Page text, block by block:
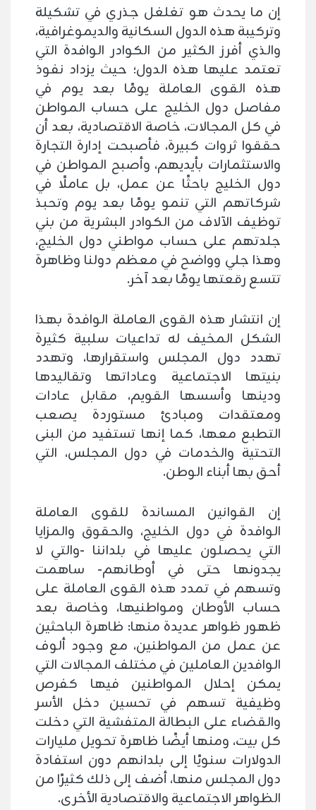
إن ما يحدث هو تغلغل جذري في تشكيلة
وتركيبة هذه الدول السكانية والديموغرافية،
والذي أفرز الكثير من الكوادر الوافدة التي
تعتمد عليها هذه الدول؛ حيث يزداد نفوذ
هذه القوى العاملة يومًا بعد يوم في
مفاصل دول الخليج على حساب المواطن
في كل المجالات، خاصة الاقتصادية، بعد أن
حققوا ثروات كبيرة، فأصبحت إدارة التجارة
والاستثمارات بأيديهم، وأصبح المواطن في
دول الخليج باحثًا عن عمل، بل عاملًا في
شركاتهم التي تنمو يومًا بعد يوم وتحبذ
توظيف الآلاف من الكوادر البشرية من بني
جلدتهم على حساب مواطني دول الخليج،
وهذا جلي وواضح في معظم دولنا وظاهرة
تتسع رقعتها يومًا بعد آخر.
إن انتشار هذه القوى العاملة الوافدة بهذا
الشكل المخيف له تداعيات سلبية كثيرة
تهدد دول المجلس واستقرارها، وتهدد
بنيتها الاجتماعية وعاداتها وتقاليدها
ودينها وأسسها القويم، مقابل عادات
ومعتقدات ومبادئ مستوردة يصعب
التطبع معها، كما إنها تستفيد من البنى
التحتية والخدمات في دول المجلس، التي
أحق بها أبناء الوطن.
إن القوانين المساندة للقوى العاملة
الوافدة في دول الخليج، والحقوق والمزايا
التي يحصلون عليها في بلداننا -والتي لا
يجدونها حتى في أوطانهم- ساهمت
وتسهم في تمدد هذه القوى العاملة على
حساب الأوطان ومواطنيها، وخاصة بعد
ظهور ظواهر عديدة منها: ظاهرة الباحثين
عن عمل من المواطنين، مع وجود ألوف
الوافدين العاملين في مختلف المجالات التي
يمكن إحلال المواطنين فيها كفرص
وظيفية تسهم في تحسين دخل الأسر
والقضاء على البطالة المتفشية التي دخلت
كل بيت، ومنها أيضًا ظاهرة تحويل مليارات
الدولارات سنويًا إلى بلدانهم دون استفادة
دول المجلس منها، أضف إلى ذلك كثيرًا من
الظواهر الاجتماعية والاقتصادية الأخرى.